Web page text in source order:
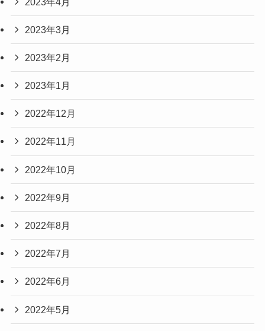
2023年3月
2023年2月
2023年1月
2022年12月
2022年11月
2022年10月
2022年9月
2022年8月
2022年7月
2022年6月
2022年5月